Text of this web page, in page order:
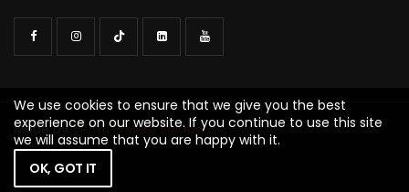
Made byTRATTO Web Solutions
We use cookies to ensure that we give you the best
experience on our website. If you continue to use this site
we will assume that you are happy with it.
OK, GOT IT